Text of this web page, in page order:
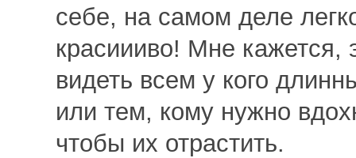
себе, на самом деле
красиииво! Мне кажется,
видеть всем у кого
или тем, кому нужно
чтобы их отрастить.